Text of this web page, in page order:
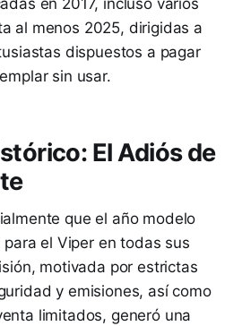
en 2017, incluso varios
al menos 2025, dirigidas a
dispuestos a pagar
sin usar.
El Adiós de
que el año modelo
el Viper en todas sus
motivada por estrictas
y emisiones, así como
limitados, generó una